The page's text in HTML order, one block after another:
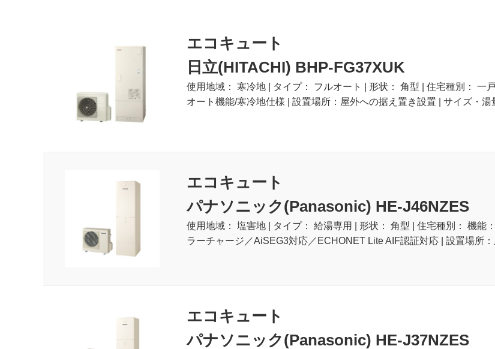
エコキュート
日立(HITACHI) BHP-FG37XUK
使用地域： 寒冷地 | タイプ： フルオート | 形状： 角型 | 住宅種別： 一
オート機能/寒冷地仕様 | 設置場所：屋外への据え置き設置 | サイズ・湯
エコキュート
パナソニック(Panasonic) HE-J46NZES
使用地域： 塩害地 | タイプ： 給湯専用 | 形状： 角型 | 住宅種別： 機
ラーチャージ／AiSEG3対応／ECHONET Lite AIF認証対応 | 設置場所
エコキュート
パナソニック(Panasonic) HE-J37NZES